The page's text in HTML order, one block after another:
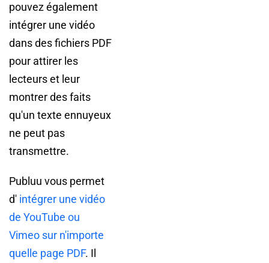
pouvez également
intégrer une vidéo
dans des fichiers PDF
pour attirer les
lecteurs et leur
montrer des faits
qu'un texte ennuyeux
ne peut pas
transmettre.
Publuu vous permet
d' intégrer une vidéo
de YouTube ou
Vimeo sur n'importe
quelle page PDF. Il